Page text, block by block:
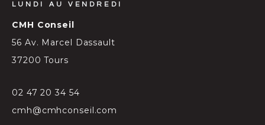
LUNDI AU VENDREDI
CMH Conseil
56 Av. Marcel Dassault
37200 Tours
02 47 20 34 54
cmh@cmhconseil.com